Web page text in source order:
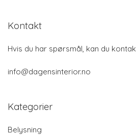
Kontakt
Hvis du har spørsmål, kan du
info@dagensinterior.no
Kategorier
Belysning